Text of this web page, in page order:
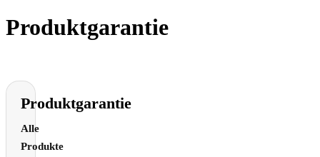
Produktgarantie
Produktgarantie
Alle
Produkte